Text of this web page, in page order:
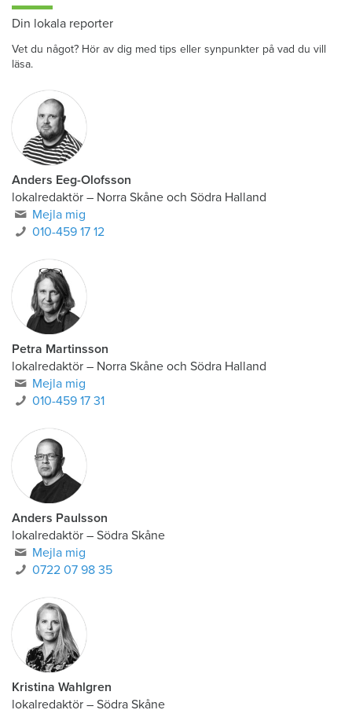
Din lokala reporter
Vet du något? Hör av dig med tips eller synpunkter på vad du vill
läsa.
Anders Eeg-Olofsson
lokalredaktör – Norra Skåne och Södra Halland
Mejla mig
010-459 17 12
Petra Martinsson
lokalredaktör – Norra Skåne och Södra Halland
Mejla mig
010-459 17 31
Anders Paulsson
lokalredaktör – Södra Skåne
Mejla mig
0722 07 98 35
Kristina Wahlgren
lokalredaktör – Södra Skåne